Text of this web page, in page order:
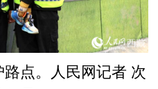
点。人民网记者 次